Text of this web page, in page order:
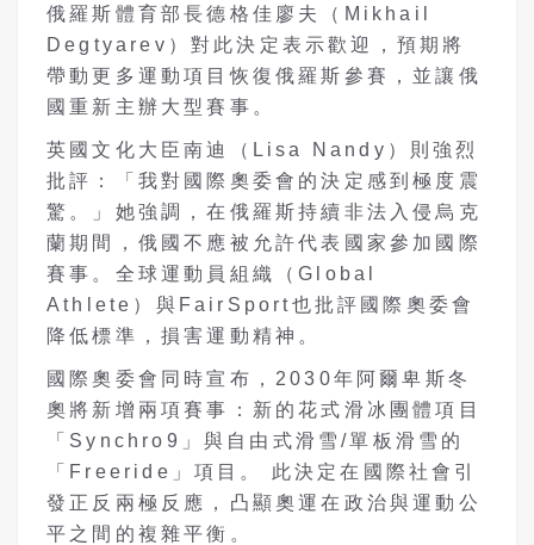
俄羅斯體育部長德格佳廖夫（Mikhail
Degtyarev）對此決定表示歡迎，預期將
帶動更多運動項目恢復俄羅斯參賽，並讓俄
國重新主辦大型賽事。
英國文化大臣南迪（Lisa Nandy）則強烈
批評：「我對國際奧委會的決定感到極度震
驚。」她強調，在俄羅斯持續非法入侵烏克
蘭期間，俄國不應被允許代表國家參加國際
賽事。全球運動員組織（Global
Athlete）與FairSport也批評國際奧委會
降低標準，損害運動精神。
國際奧委會同時宣布，2030年阿爾卑斯冬
奧將新增兩項賽事：新的花式滑冰團體項目
「Synchro9」與自由式滑雪/單板滑雪的
「Freeride」項目。 此決定在國際社會引
發正反兩極反應，凸顯奧運在政治與運動公
平之間的複雜平衡。